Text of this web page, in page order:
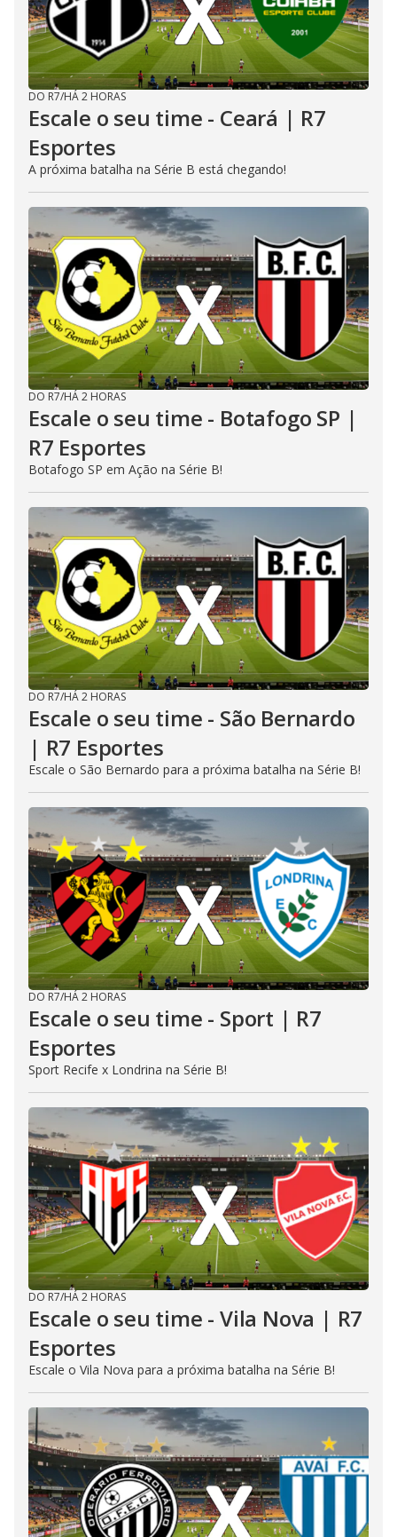
DO R7/HÁ 2 HORAS
Escale o seu time - Ceará | R7
Esportes
A próxima batalha na Série B está chegando!
DO R7/HÁ 2 HORAS
Escale o seu time - Botafogo SP |
R7 Esportes
Botafogo SP em Ação na Série B!
DO R7/HÁ 2 HORAS
Escale o seu time - São Bernardo
| R7 Esportes
Escale o São Bernardo para a próxima batalha na Série B!
DO R7/HÁ 2 HORAS
Escale o seu time - Sport | R7
Esportes
Sport Recife x Londrina na Série B!
DO R7/HÁ 2 HORAS
Escale o seu time - Vila Nova | R7
Esportes
Escale o Vila Nova para a próxima batalha na Série B!